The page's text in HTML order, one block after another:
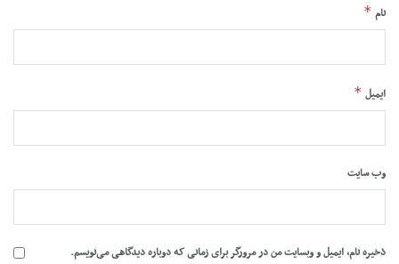
نام *
ایمیل *
وب‌ سایت
ذخیره نام، ایمیل و وبسایت من در مرورگر برای زمانی که دوباره دیدگاهی می‌نویسم.